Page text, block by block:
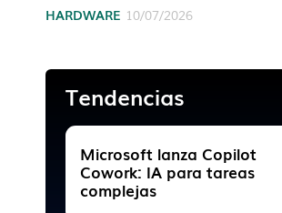
HARDWARE 10/07/2026
Tendencias
Microsoft lanza Copilot
Cowork: IA para tareas
complejas